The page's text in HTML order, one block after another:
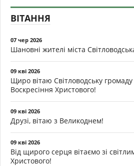
ВІТАННЯ
07 чер 2026
Шановні жителі міста
09 кві 2026
Щиро вітаю Світловодську
Воскресіння Христового!
09 кві 2026
Друзі, вітаю з Великоднем!
09 кві 2026
Від щирого серця вітаємо зі
Христового!